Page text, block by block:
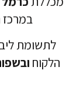
ההדרכה של
ליבך! ניתן
שונות–
להשארת